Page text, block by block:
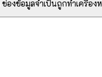
ช่องข้อมูลจำเป็นถูกทำเครื่อง